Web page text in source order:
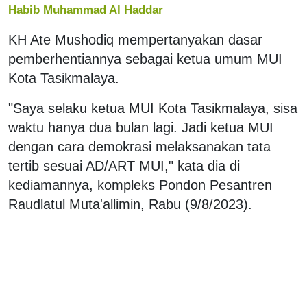
Habib Muhammad Al Haddar
KH Ate Mushodiq mempertanyakan dasar
pemberhentiannya sebagai ketua umum MUI
Kota Tasikmalaya.
"Saya selaku ketua MUI Kota Tasikmalaya, sisa
waktu hanya dua bulan lagi. Jadi ketua MUI
dengan cara demokrasi melaksanakan tata
tertib sesuai AD/ART MUI," kata dia di
kediamannya, kompleks Pondon Pesantren
Raudlatul Muta'allimin, Rabu (9/8/2023).